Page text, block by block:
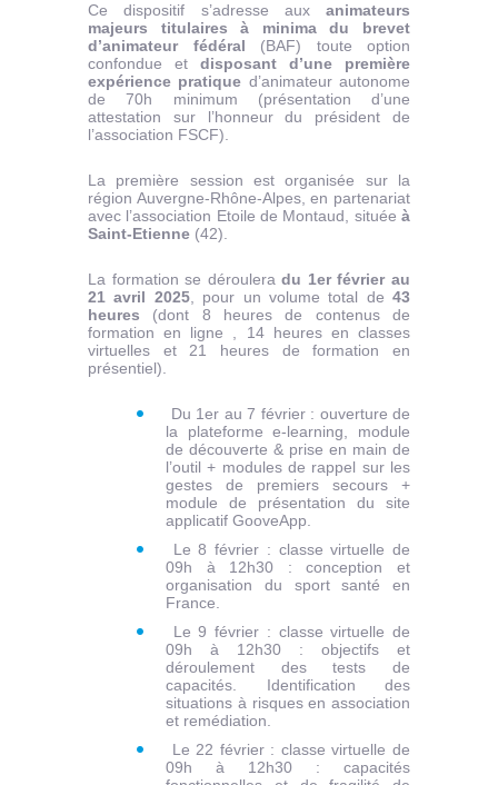
Ce dispositif s’adresse aux animateurs
majeurs titulaires à minima du brevet
d’animateur fédéral (BAF) toute option
confondue et disposant d’une première
expérience pratique d’animateur autonome
de 70h minimum (présentation d’une
attestation sur l’honneur du président de
l’association FSCF).
La première session est organisée sur la
région Auvergne-Rhône-Alpes, en partenariat
avec l’association Etoile de Montaud, située à
Saint-Etienne (42).
La formation se dérouleradu 1er février au
21 avril 2025, pour un volume total de 43
heures (dont 8 heures de contenus de
formation en ligne , 14 heures en classes
virtuelles et 21 heures de formation en
présentiel).
Du 1er au 7 février : ouverture de
la plateforme e-learning, module
de découverte & prise en main de
l’outil + modules de rappel sur les
gestes de premiers secours +
module de présentation du site
applicatif GooveApp.
Le 8 février : classe virtuelle de
09h à 12h30 : conception et
organisation du sport santé en
France.
Le 9 février : classe virtuelle de
09h à 12h30 : objectifs et
déroulement des tests de
capacités. Identification des
situations à risques en association
et remédiation.
Le 22 février : classe virtuelle de
09h à 12h30 : capacités